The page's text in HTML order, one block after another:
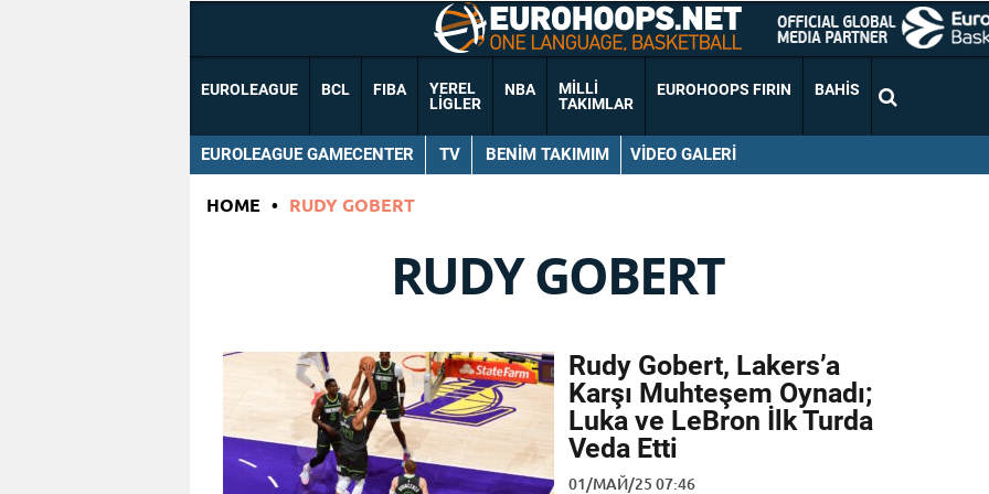
EUROLEAGUE BCL FIBA
YEREL
LIGLER
NBA
MILLI
TAKIMLAR
EUROHOOPS FIRIN BAHIS
EUROLEAGUE GAMECENTER TV BENIM TAKIMIM VIDEO GALERI
HOME • RUDY GOBERT
RUDY GOBERT
Rudy Gobert, Lakers’a
Karşı Muhteşem Oynadı;
Luka ve LeBron İlk Turda
Veda Etti
01/МАЙ/25 07:46